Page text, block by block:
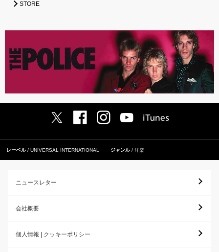
STORE
レーベル UNIVERSAL INTERNATIONAL ジャンル 洋楽
ニュースレター
会社概要
個人情報 | クッキーポリシー